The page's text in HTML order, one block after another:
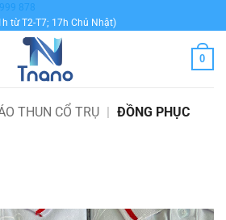
878
từ T2-T7; 17h Chủ Nhật)
0
THUN CỔ TRỤ | ĐỒNG PHỤC